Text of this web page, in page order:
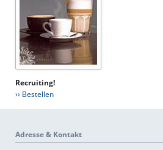
Recruiting!
›› Bestellen
Adresse & Kontakt